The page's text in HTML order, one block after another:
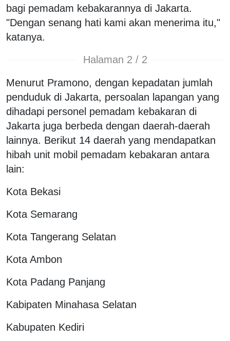
bagi pemadam kebakarannya di Jakarta.
"Dengan senang hati kami akan menerima itu,"
katanya.
Halaman 2 / 2
Menurut Pramono, dengan kepadatan jumlah
penduduk di Jakarta, persoalan lapangan yang
dihadapi personel pemadam kebakaran di
Jakarta juga berbeda dengan daerah-daerah
lainnya. Berikut 14 daerah yang mendapatkan
hibah unit mobil pemadam kebakaran antara
lain:
Kota Bekasi
Kota Semarang
Kota Tangerang Selatan
Kota Ambon
Kota Padang Panjang
Kabipaten Minahasa Selatan
Kabupaten Kediri